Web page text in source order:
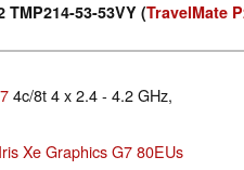
TMP214-53-53VY (TravelMate
4c/8t 4 x 2.4 - 4.2 GHz,
Xe Graphics G7 80EUs